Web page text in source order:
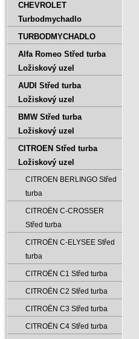
CHEVROLET
Turbodmychadlo
TURBODMYCHADLO
Alfa Romeo Střed turba
Ložiskový uzel
AUDI Střed turba
Ložiskový uzel
BMW Střed turba
Ložiskový uzel
CITROEN Střed turba
Ložiskový uzel
CITROEN BERLINGO Střed
turba
CITROËN C-CROSSER
Střed turba
CITROËN C-ELYSEE Střed
turba
CITROËN C1 Střed turba
CITROËN C2 Střed turba
CITROËN C3 Střed turba
CITROËN C4 Střed turba